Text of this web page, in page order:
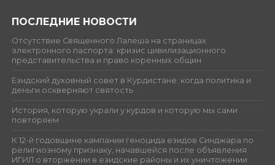
ПОСЛЕДНИЕ НОВОСТИ
Отсутствие Священного Лалеша на страницах
электронного паспорта: кризис цивилизационного
представительства и право коренных общин
Езидский духовный совет в Курдистане: когда политика и
деньги оскверняют святость
История, которую украли у курдов и которую мы сами
повторяем
К 12-й годовщине кампании геноцида езидов Синджара по
религиозному признаку, начавшейся после объявления
ИГИЛ о вторжении в езидские районы и их уничтожении